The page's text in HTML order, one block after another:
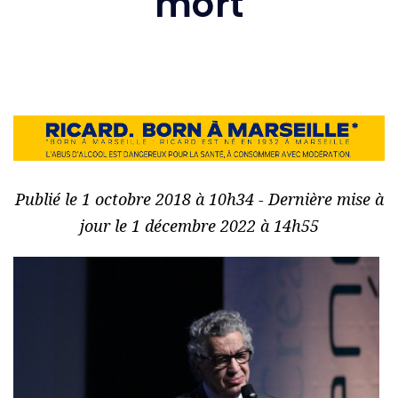
Publié le 1 octobre 2018 à 10h34 - Dernière mise à
jour le 1 décembre 2022 à 14h55